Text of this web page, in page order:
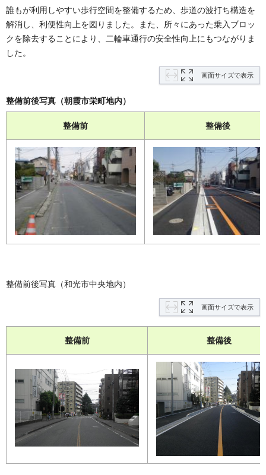
誰もが利用しやすい歩行空間を整備するため、歩道の波打ち構造を
解消し、利便性向上を図りました。また、所々にあった乗入ブロッ
クを除去することにより、二輪車通行の安全性向上にもつながりま
した。
画面サイズで表示
整備前後写真（朝霞市栄町地内）
整備前 整備後
整備前後写真（和光市中央地内）
画面サイズで表示
整備前 整備後